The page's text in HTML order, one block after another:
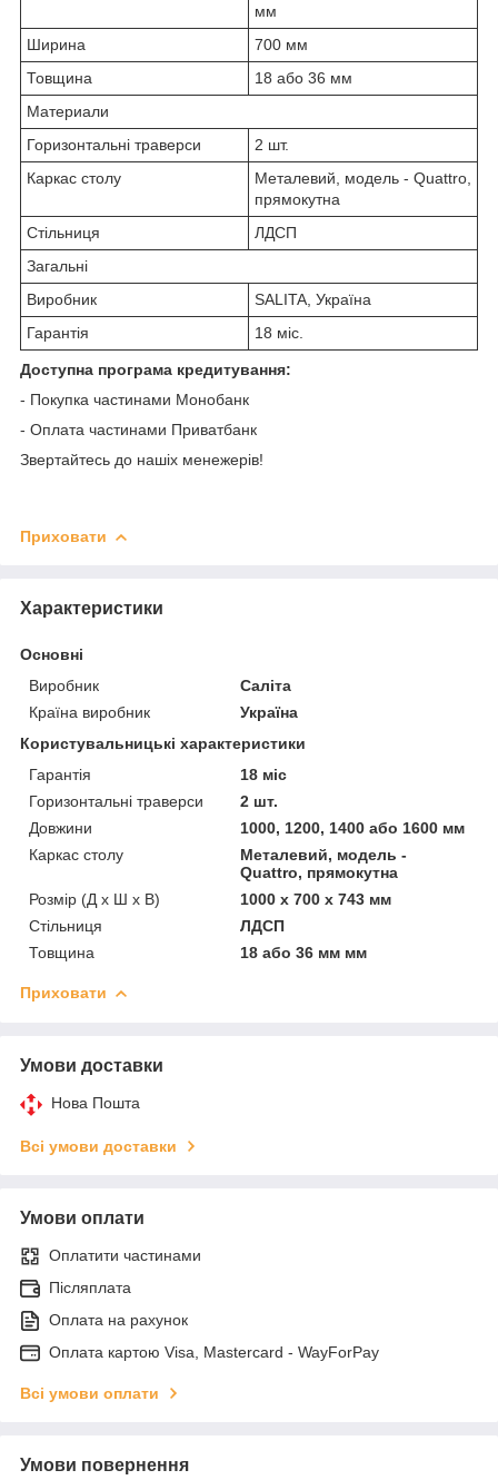
мм
Ширина
700 мм
Товщина
18 або 36 мм
Материали
Горизонтальні траверси
2 шт.
Каркас столу
Металевий, модель - Quattro,
прямокутна
Стільниця
ЛДСП
Загальні
Виробник
SALITA, Україна
Гарантія
18 міс.
Доступна програма кредитування:
- Покупка частинами Монобанк
- Оплата частинами Приватбанк
Звертайтесь до нашіх менежерів!
Приховати
Характеристики
Основні
Виробник
Саліта
Країна виробник
Україна
Користувальницькі характеристики
Гарантія
18 міс
Горизонтальні траверси
2 шт.
Довжини
1000, 1200, 1400 або 1600 мм
Каркас столу
Металевий, модель -
Quattro, прямокутна
Розмір (Д x Ш x В)
1000 x 700 x 743 мм
Стільниця
ЛДСП
Товщина
18 або 36 мм мм
Приховати
Умови доставки
Нова Пошта
Всі умови доставки
Умови оплати
Оплатити частинами
Післяплата
Оплата на рахунок
Оплата картою Visa, Mastercard - WayForPay
Всі умови оплати
Умови повернення